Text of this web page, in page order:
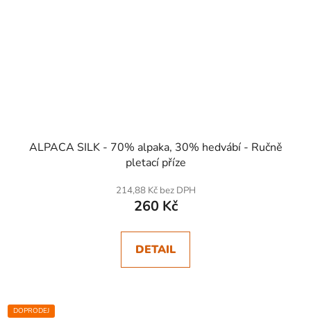
ALPACA SILK - 70% alpaka, 30% hedvábí - Ručně
pletací příze
214,88 Kč bez DPH
260 Kč
DETAIL
DOPRODEJ